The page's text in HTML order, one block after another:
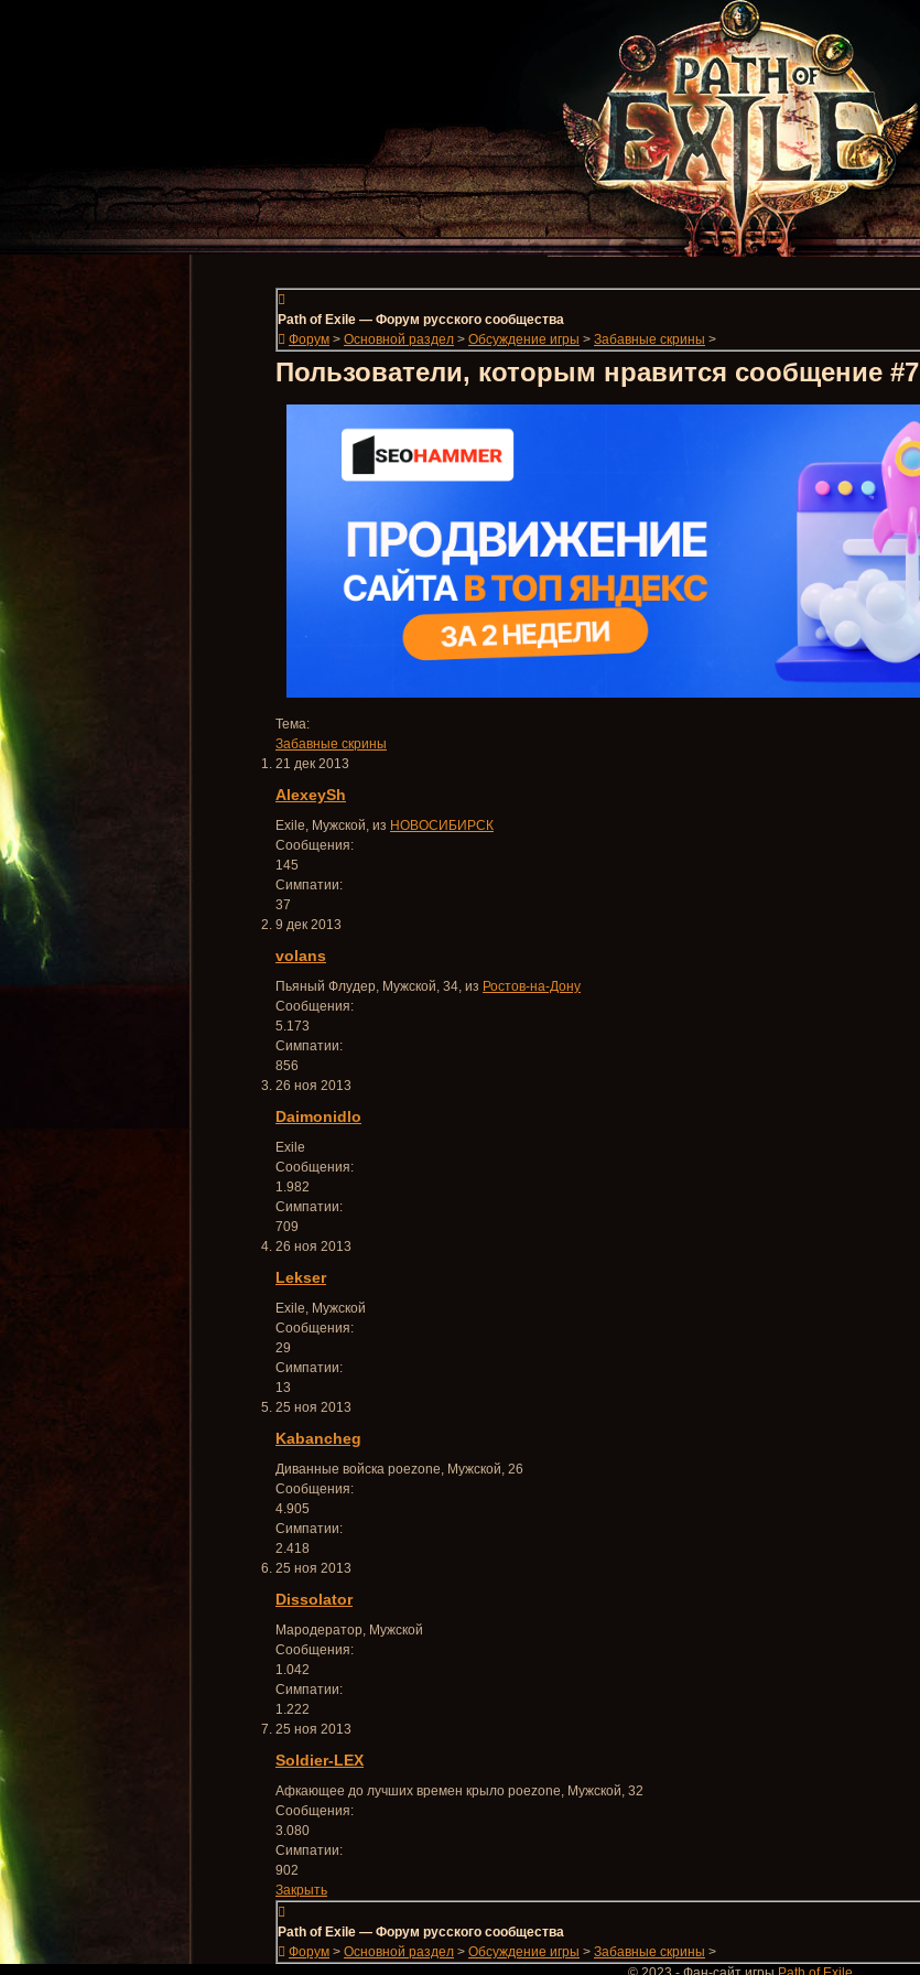
Path of Exile — Форум русского сообщества
Форум > Основной раздел > Обсуждение игры > Забавные скрины >
Пользователи, которым нравится сообщение #7
Тема:
Забавные скрины
21 дек 2013
AlexeySh
Exile, Мужской, из НОВОСИБИРСК
Сообщения:
145
Симпатии:
37
9 дек 2013
volans
Пьяный Флудер, Мужской, 34, из Ростов-на-Дону
Сообщения:
5.173
Симпатии:
856
26 ноя 2013
Daimonidlo
Exile
Сообщения:
1.982
Симпатии:
709
26 ноя 2013
Lekser
Exile, Мужской
Сообщения:
29
Симпатии:
13
25 ноя 2013
Kabancheg
Диванные войска poezone, Мужской, 26
Сообщения:
4.905
Симпатии:
2.418
25 ноя 2013
Dissolator
Мародератор, Мужской
Сообщения:
1.042
Симпатии:
1.222
25 ноя 2013
Soldier-LEX
Афкающее до лучших времен крыло poezone, Мужской, 32
Сообщения:
3.080
Симпатии:
902
Закрыть
Path of Exile — Форум русского сообщества
Форум > Основной раздел > Обсуждение игры > Забавные скрины >